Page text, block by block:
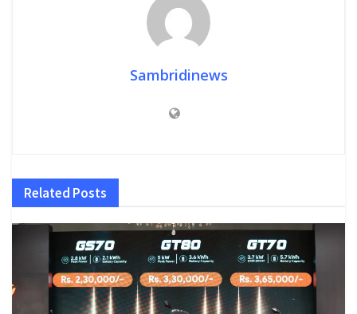
Sambridinews
Related Posts